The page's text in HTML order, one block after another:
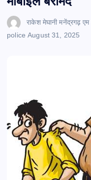
राकेश मेघानी मनेंद्रगढ़ एम
police August 31, 2025